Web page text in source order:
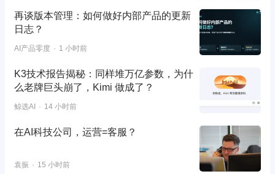
再谈版本管理：如何做好内部产品的更新
日志？
AI产品零度 1 小时前
K3技术报告揭秘：同样堆万亿参数，为什
么老牌巨头崩了，Kimi 做成了？
鲸选AI 14 小时前
在AI科技公司，运营=客服？
袁振 15 小时前